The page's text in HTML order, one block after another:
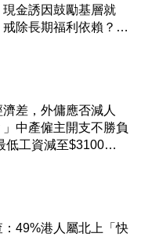
現金誘因鼓勵基層就
戒除長期福利依賴？鄧
濟差，外傭應否減人
」中產僱主開支不勝負
低工資減至$3100蚊
：49%港人屬北上「快